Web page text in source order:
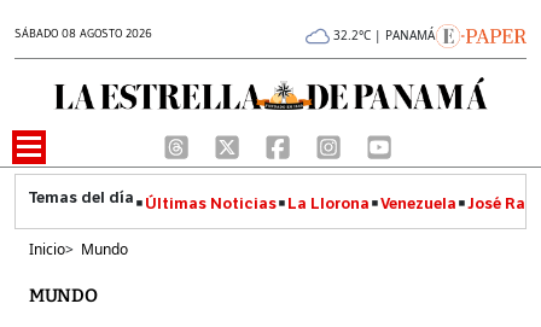
SÁBADO 08 AGOSTO 2026 32.2°C | PANAMÁ
Últimas Noticias La Llorona Venezuela José
Inicio> Mundo
MUNDO